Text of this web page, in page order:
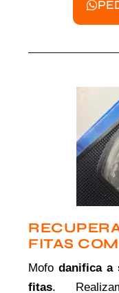
FITAS
Mofodanifica a
fitas.